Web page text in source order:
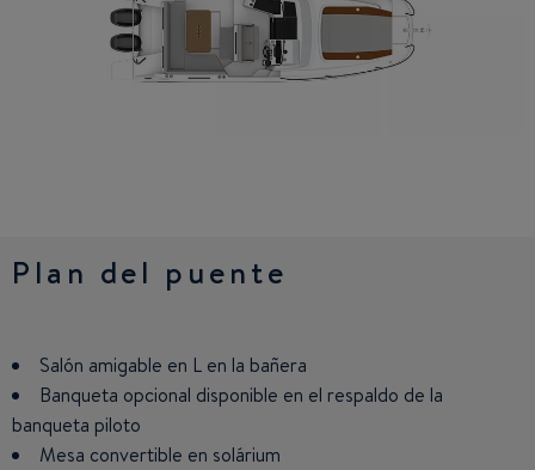
Plan del puente
Salón amigable en L en la bañera
Banqueta opcional disponible en el respaldo de la
banqueta piloto
Mesa convertible en solárium
Cabina
Gran salón transformableen litera para 2 personas
1 litera doble en el camarote de apoyo
Aseo con WC y ducha
Conjunto cocina con fregadero, estibas, frigorífico y